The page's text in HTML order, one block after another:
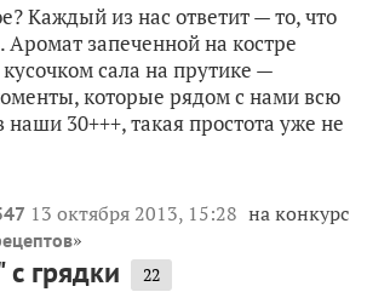
Каждый из нас ответит — то, что
Аромат запеченной на костре
сала на прутике —
которые рядом с нами всю
30+++, такая простота уже не
13 октября 2013, 15:28 на конкурс
»
грядки 22